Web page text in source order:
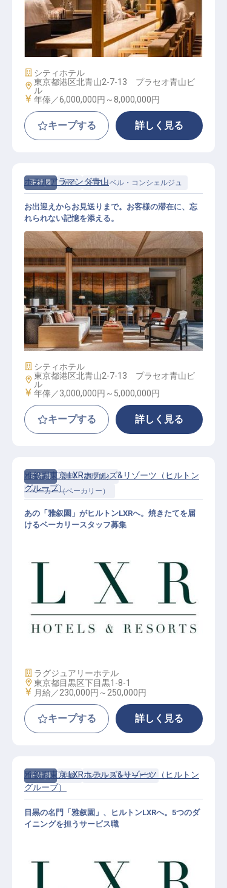
鮨店料理長│年俸600万円～800万円
／2027年新設／初代料理長として味
と哲学をつくる
施設業態
シティホテル
勤務地
東京都港区北青山2-7-13 プラセオ青山ビ
ル
給与
年俸／6,000,000円～8,000,000円
キープする 詳しく見る
正社員 宿泊 ドア・ベル・コンシェルジュ
ゲストサービス・コンシェルジュ│
年俸300万円～500万円／2027年4月
リニューアル／VIP対応で磨くおも
てなし
ホテルアラマンダ青山
お出迎えからお見送りまで。お客様の滞在に、忘
れられない記憶を添える。
施設業態
シティホテル
勤務地
東京都港区北青山2-7-13 プラセオ青山ビ
ル
給与
年俸／3,000,000円～ 5,000,000円
キープする 詳しく見る
正社員
調理（調理師）
ベーカー（ベーカリー）
ベーカリースタッフ│月給23万円～
／2027年開業予定／ヒルトンLXR東
雅叙園東京 LXRホテルズ&リゾーツ（ヒルトン
グループ）
あの「雅叙園」がヒルトンLXRへ。焼きたてを届
けるベーカリースタッフ募集
施設業態
ラグジュアリーホテル
勤務地
東京都目黒区下目黒1-8-1
給与
月給／230,000円～ 250,000円
キープする 詳しく見る
正社員 料飲 レストランサービス
雅叙園東京 LXRホテルズ&リゾーツ（ヒルトン
グループ）
目黒の名門「雅叙園」、ヒルトンLXRへ。5つのダ
イニングを担うサービス職